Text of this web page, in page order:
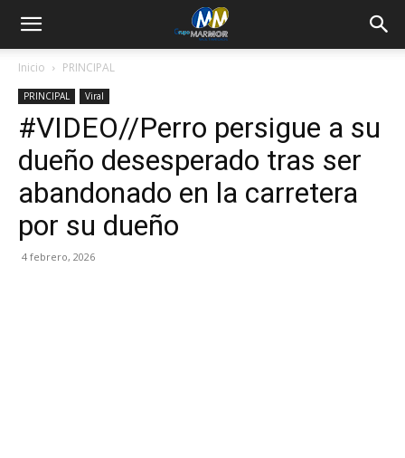
Inicio PRINCIPAL
PRINCIPAL Viral
#VIDEO//Perro persigue a su
dueño desesperado tras ser
abandonado en la carretera
por su dueño
4 febrero, 2026